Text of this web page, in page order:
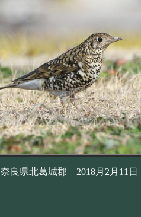
奈良県北葛城郡 2018月2月11日